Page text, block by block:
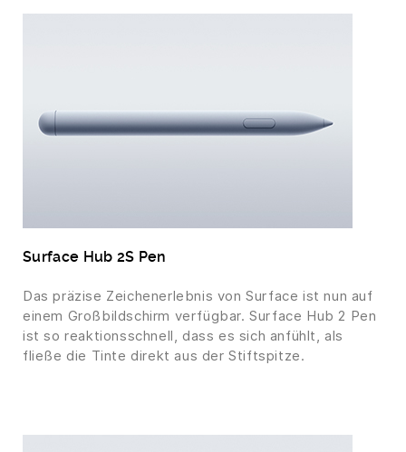
Surface Hub 2S Pen
Das präzise Zeichenerlebnis von Surface ist nun auf
einem Großbildschirm verfügbar. Surface Hub 2 Pen
ist so reaktionsschnell, dass es sich anfühlt, als
fließe die Tinte direkt aus der Stiftspitze.